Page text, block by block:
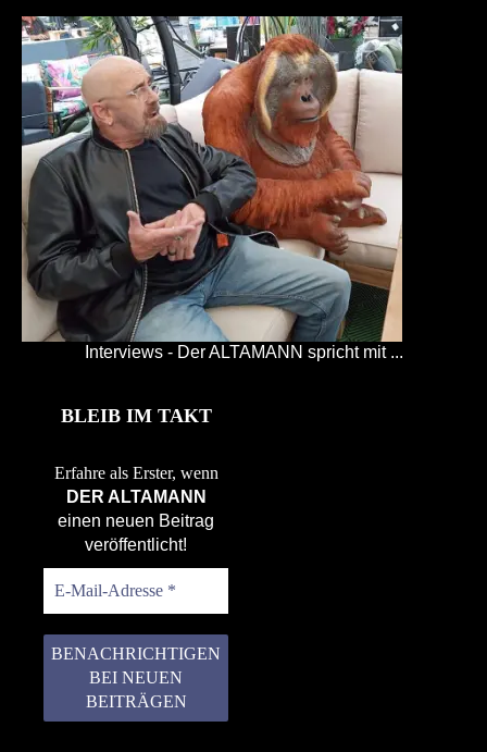
Interviews - Der ALTAMANN spricht mit ...
BLEIB IM TAKT
Erfahre als Erster, wenn
DER ALTAMANN
einen neuen Beitrag
veröffentlicht!